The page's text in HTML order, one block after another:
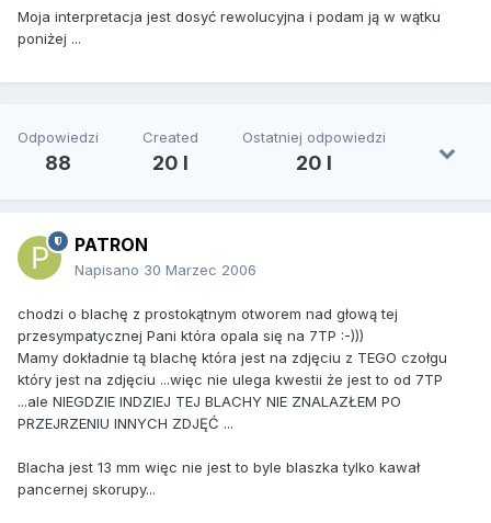
Moja interpretacja jest dosyć rewolucyjna i podam ją w wątku
poniżej ...
Odpowiedzi
88
Created
20 l
Ostatniej odpowiedzi
20 l
PATRON
Napisano 30 Marzec 2006
chodzi o blachę z prostokątnym otworem nad głową tej
przesympatycznej Pani która opala się na 7TP :-)))
Mamy dokładnie tą blachę która jest na zdjęciu z TEGO czołgu
który jest na zdjęciu ...więc nie ulega kwestii że jest to od 7TP
...ale NIEGDZIE INDZIEJ TEJ BLACHY NIE ZNALAZŁEM PO
PRZEJRZENIU INNYCH ZDJĘĆ ...
Blacha jest 13 mm więc nie jest to byle blaszka tylko kawał
pancernej skorupy...